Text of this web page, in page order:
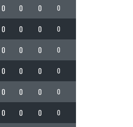
0 0 0 0
0 0 0 0
0 0 0 0
0 0 0 0
0 0 0 0
0 0 0 0